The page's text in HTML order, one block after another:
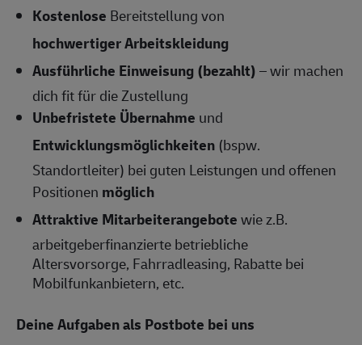
Kostenlose Bereitstellung von
hochwertiger Arbeitskleidung
Ausführliche Einweisung (bezahlt)– wir machen
dich fit für die Zustellung
Unbefristete Übernahme und
Entwicklungsmöglichkeiten (bspw.
Standortleiter) bei guten Leistungen und offenen
Positionen möglich
Attraktive Mitarbeiterangebotewie z.B.
arbeitgeberfinanzierte betriebliche
Altersvorsorge, Fahrradleasing, Rabatte bei
Mobilfunkanbietern, etc.
Deine Aufgaben als Postbote bei uns